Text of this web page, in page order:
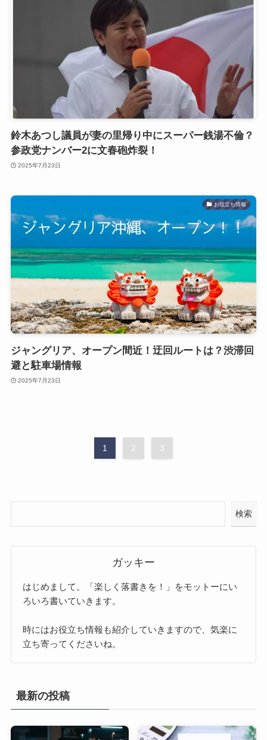
鈴木あつし議員が妻の里帰り中にスーパー銭湯不倫？
参政党ナンバー2に文春砲炸裂！
2025年7月23日
お役立ち情報
ジャングリア、オープン間近！迂回ルートは？渋滞回
避と駐車場情報
2025年7月23日
1 2 3
検索
ガッキー
はじめまして。「楽しく落書きを！」をモットーにい
ろいろ書いていきます。
時にはお役立ち情報も紹介していきますので、気楽に
立ち寄ってくださいね。
最新の投稿